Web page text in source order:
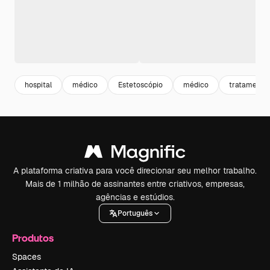
hospital médico Estetoscópio médico tratamento
A plataforma criativa para você direcionar seu melhor trabalho.
Mais de 1 milhão de assinantes entre criativos, empresas,
agências e estúdios.
Português
Produtos
Spaces